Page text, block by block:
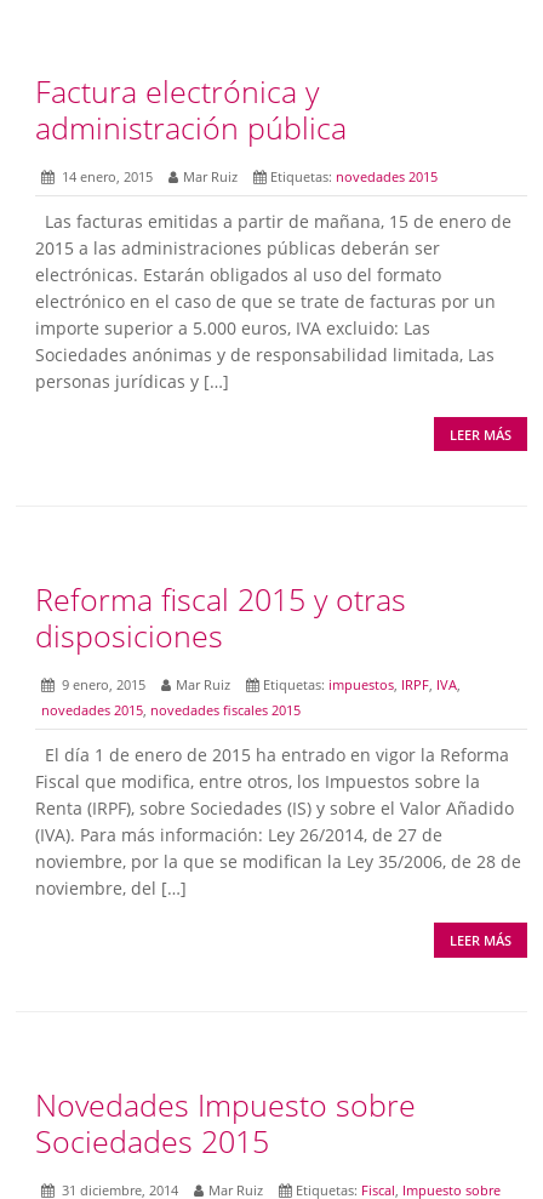
Factura electrónica y
administración pública
14 enero, 2015 Mar Ruiz Etiquetas: novedades 2015
Las facturas emitidas a partir de mañana, 15 de enero de
2015 a las administraciones públicas deberán ser
electrónicas. Estarán obligados al uso del formato
electrónico en el caso de que se trate de facturas por un
importe superior a 5.000 euros, IVA excluido: Las
Sociedades anónimas y de responsabilidad limitada, Las
personas jurídicas y […]
LEER MÁS
Reforma fiscal 2015 y otras
disposiciones
9 enero, 2015 Mar Ruiz Etiquetas: impuestos IRPF IVA
novedades 2015 novedades fiscales 2015
El día 1 de enero de 2015 ha entrado en vigor la Reforma
Fiscal que modifica, entre otros, los Impuestos sobre la
Renta (IRPF), sobre Sociedades (IS) y sobre el Valor Añadido
(IVA). Para más información: Ley 26/2014, de 27 de
noviembre, por la que se modifican la Ley 35/2006, de 28 de
noviembre, del […]
LEER MÁS
Novedades Impuesto sobre
Sociedades 2015
31 diciembre, 2014 Mar Ruiz Etiquetas: Fiscal Impuesto sobre